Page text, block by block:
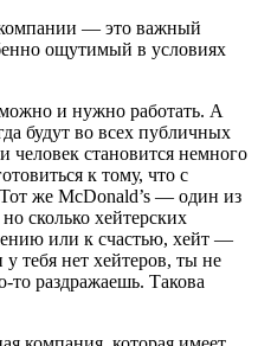
— это важный
ощутимый в условиях
и нужно работать. А
будут во всех публичных
человек становится немного
к тому, что с
же McDonald’s — один из
сколько хейтерских
или к счастью, хейт —
тебя нет хейтеров, ты не
то раздражаешь. Такова